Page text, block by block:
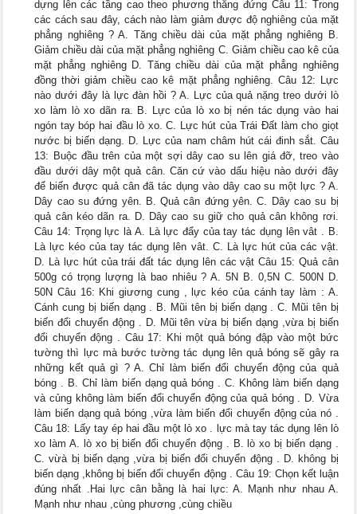
dựng lên các tầng cao theo phương thẳng đứng Câu 11: Trong
các cách sau đây, cách nào làm giảm được độ nghiêng của mặt
phẳng nghiêng ? A. Tăng chiều dài của mặt phẳng nghiêng B.
Giảm chiều dài của mặt phẳng nghiêng C. Giảm chiều cao kê của
mặt phẳng nghiêng D. Tăng chiều dài của mặt phẳng nghiêng
đồng thời giảm chiều cao kê mặt phẳng nghiêng. Câu 12: Lực
nào dưới đây là lực đàn hồi ? A. Lực của quả nặng treo dưới lò
xo làm lò xo dãn ra. B. Lực của lò xo bị nén tác dụng vào hai
ngón tay bóp hai đầu lò xo. C. Lực hút của Trái Đất làm cho giọt
nước bị biến dạng. D. Lực của nam châm hút cái đinh sắt. Câu
13: Buộc đầu trên của một sợi dây cao su lên giá đỡ, treo vào
đầu dưới dây một quả cân. Căn cứ vào dấu hiệu nào dưới đây
để biến được quả cân đã tác dụng vào dây cao su một lực ? A.
Dây cao su đứng yên. B. Quả cân đứng yên. C. Dây cao su bị
quả cân kéo dãn ra. D. Dây cao su giữ cho quả cân không rơi.
Câu 14: Trọng lực là A. Là lực đẩy của tay tác dụng lên vât . B.
Là lực kéo của tay tác dụng lên vât. C. Là lực hút của các vật.
D. Là lực hút của trái đất tác dụng lên các vật Câu 15: Quả cân
500g có trọng lượng là bao nhiêu ? A. 5N B. 0,5N C. 500N D.
50N Câu 16: Khi giương cung , lực kéo của cánh tay làm : A.
Cánh cung bị biến dạng . B. Mũi tên bị biến dạng . C. Mũi tên bị
biến đổi chuyển động . D. Mũi tên vừa bị biến dạng ,vừa bị biến
đổi chuyển động . Câu 17: Khi một quả bóng đập vào một bức
tường thì lực mà bước tường tác dụng lên quả bóng sẽ gây ra
những kết quả gì ? A. Chỉ làm biến đổi chuyển động của quả
bóng . B. Chỉ làm biến dạng quả bóng . C. Không làm biến dạng
và củng không làm biến đổi chuyển động của quả bóng . D. Vừa
làm biến dạng quả bóng ,vừa làm biến đổi chuyển động của nó .
Câu 18: Lấy tay ép hai đầu một lò xo . lực mà tay tác dụng lên lò
xo làm A. lò xo bị biến đổi chuyển động . B. lò xo bị biến dạng .
C. vừà bị biến dạng ,vừa bị biến đổi chuyển động . D. không bị
biến dạng ,không bị biến đổi chuyển động . Câu 19: Chọn kết luận
đúng nhất .Hai lực cân bằng là hai lực: A. Mạnh như nhau A.
Mạnh như nhau ,cùng phương ,cùng chiều